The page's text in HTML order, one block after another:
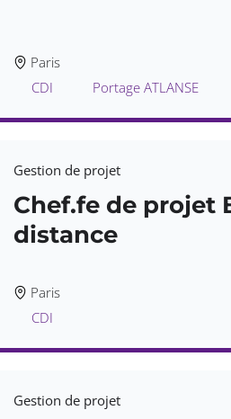
Paris
CDI
Portage ATLANSE
Gestion de projet
Chef.fe de projet
distance
Paris
CDI
Gestion de projet